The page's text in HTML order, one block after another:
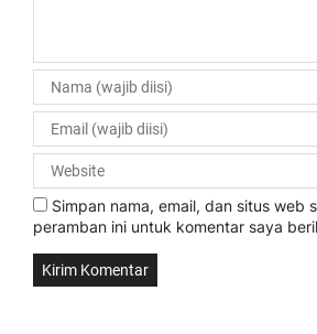
Simpan nama, email, dan situs web
peramban ini untuk komentar saya